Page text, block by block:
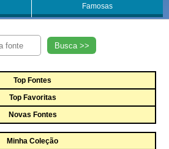
Famosas
Busca >>
Top Fontes
Top Favoritas
Novas Fontes
Minha Coleção